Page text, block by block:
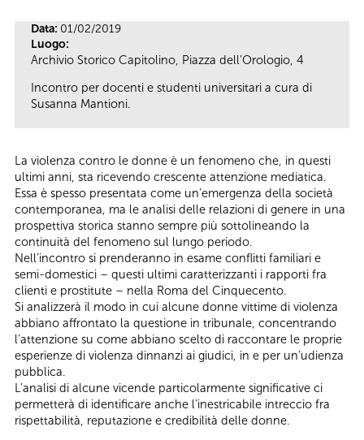
Data: 01/02/2019
Luogo:
Archivio Storico Capitolino, Piazza dell’Orologio, 4
Incontro per docenti e studenti universitari a cura di
Susanna Mantioni.
La violenza contro le donne è un fenomeno che, in questi
ultimi anni, sta ricevendo crescente attenzione mediatica.
Essa è spesso presentata come un’emergenza della società
contemporanea, ma le analisi delle relazioni di genere in una
prospettiva storica stanno sempre più sottolineando la
continuità del fenomeno sul lungo periodo.
Nell’incontro si prenderanno in esame conflitti familiari e
semi-domestici – questi ultimi caratterizzanti i rapporti fra
clienti e prostitute – nella Roma del Cinquecento.
Si analizzerà il modo in cui alcune donne vittime di violenza
abbiano affrontato la questione in tribunale, concentrando
l’attenzione su come abbiano scelto di raccontare le proprie
esperienze di violenza dinnanzi ai giudici, in e per un’udienza
pubblica.
L’analisi di alcune vicende particolarmente significative ci
permetterà di identificare anche l’inestricabile intreccio fra
rispettabilità, reputazione e credibilità delle donne.